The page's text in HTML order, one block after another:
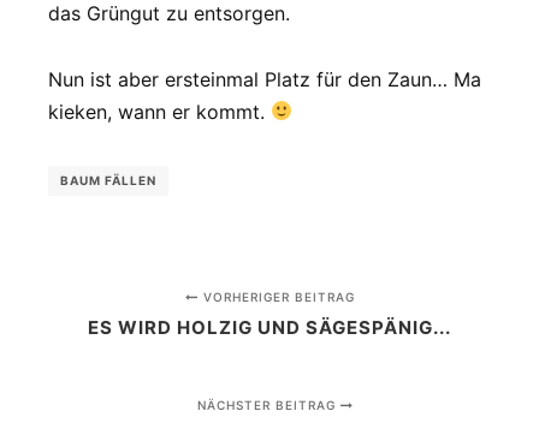
das Grüngut zu entsorgen.
Nun ist aber ersteinmal Platz für den Zaun… Ma
kieken, wann er kommt.
BAUM FÄLLEN
VORHERIGER BEITRAG
ES WIRD HOLZIG UND SÄGESPÄNIG...
NÄCHSTER BEITRAG